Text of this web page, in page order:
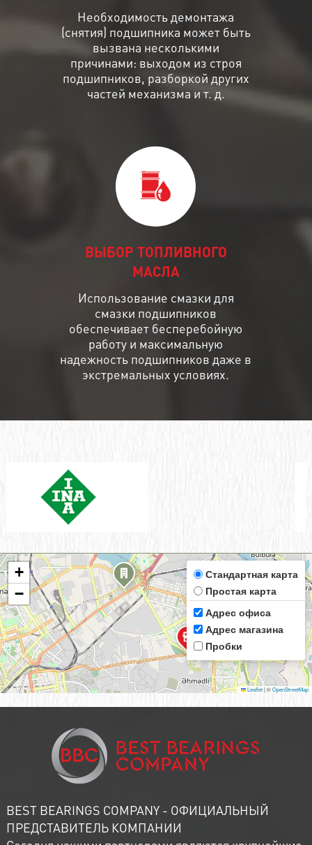
Необходимость демонтажа
(снятия) подшипника может быть
вызвана несколькими
причинами: выходом из строя
подшипников, разборкой других
частей механизма и т. д.
ВЫБОР ТОПЛИВНОГО
МАСЛА
Использование смазки для
смазки подшипников
обеспечивает бесперебойную
работу и максимальную
надежность подшипников даже в
экстремальных условиях.
+
−
Стандартная карта
Простая карта
Адрес офиса
Адрес магазина
Пробки
Leaflet|©OpenStreetMap
BEST BEARINGS COMPANY - ОФИЦИАЛЬНЫЙ
ПРЕДСТАВИТЕЛЬ КОМПАНИИ